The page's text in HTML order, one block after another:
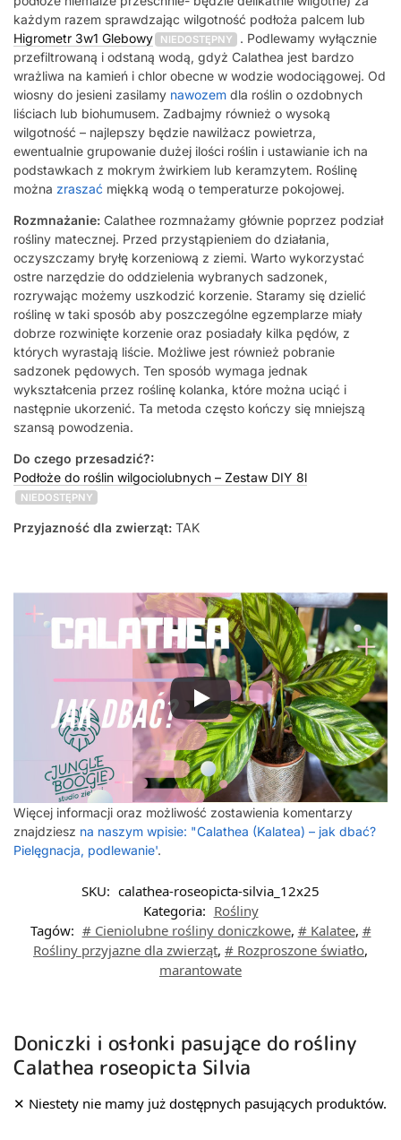
każdym razem sprawdzając wilgotność podłoża palcem lub
Higrometr 3w1 Glebowy
NIEDOSTĘPNY
. Podlewamy wyłącznie
przefiltrowaną i odstaną wodą, gdyż Calathea jest bardzo
wrażliwa na kamień i chlor obecne w wodzie wodociągowej. Od
wiosny do jesieni zasilamy nawozem dla roślin o ozdobnych
liściach lub biohumusem. Zadbajmy również o wysoką
wilgotność – najlepszy będzie nawilżacz powietrza,
ewentualnie grupowanie dużej ilości roślin i ustawianie ich na
podstawkach z mokrym żwirkiem lub keramzytem. Roślinę
można zraszać miękką wodą o temperaturze pokojowej.
Rozmnażanie: Calathee rozmnażamy głównie poprzez podział
rośliny matecznej. Przed przystąpieniem do działania,
oczyszczamy bryłę korzeniową z ziemi. Warto wykorzystać
ostre narzędzie do oddzielenia wybranych sadzonek,
rozrywając możemy uszkodzić korzenie. Staramy się dzielić
roślinę w taki sposób aby poszczególne egzemplarze miały
dobrze rozwinięte korzenie oraz posiadały kilka pędów, z
których wyrastają liście. Możliwe jest również pobranie
sadzonek pędowych. Ten sposób wymaga jednak
wykształcenia przez roślinę kolanka, które można uciąć i
następnie ukorzenić. Ta metoda często kończy się mniejszą
szansą powodzenia.
Do czego przesadzić?:
Podłoże do roślin wilgociolubnych – Zestaw DIY 8l
NIEDOSTĘPNY
Przyjazność dla zwierząt: TAK
Więcej informacji oraz możliwość zostawienia komentarzy
znajdziesz na naszym wpisie: "Calathea (Kalatea) – jak dbać?
Pielęgnacja, podlewanie'.
SKU: calathea-roseopicta-silvia_12x25
Kategoria: Rośliny
Tagów: # Cieniolubne rośliny doniczkowe, # Kalatee, #
Rośliny przyjazne dla zwierząt, # Rozproszone światło,
marantowate
Doniczki i osłonki pasujące do rośliny
Calathea roseopicta Silvia